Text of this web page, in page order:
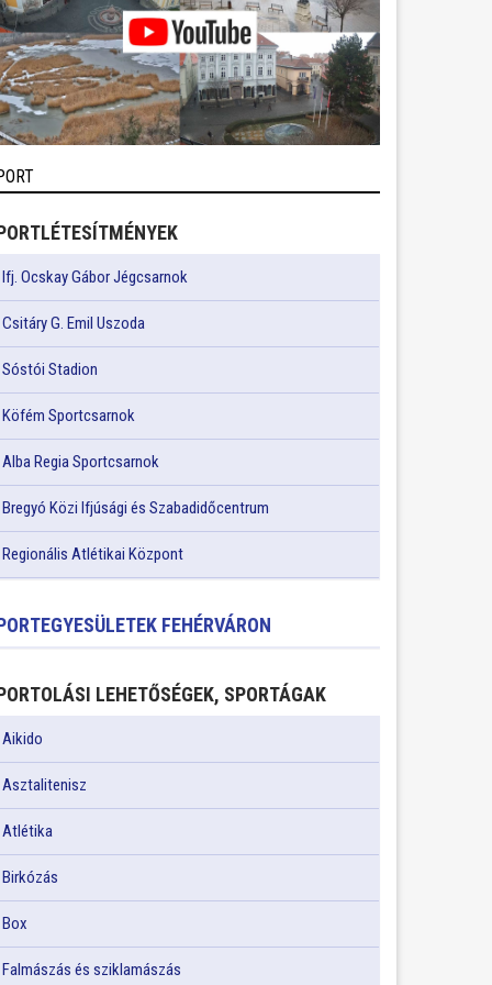
Ifj. Ocskay Gábor Jégcsarnok
Csitáry G. Emil Uszoda
Sóstói Stadion
Köfém Sportcsarnok
Alba Regia Sportcsarnok
Bregyó Közi Ifjúsági és Szabadidőcentrum
Regionális Atlétikai Központ
FEHÉRVÁRON
LEHETŐSÉGEK, SPORTÁGAK
Aikido
Asztalitenisz
Atlétika
Birkózás
Box
Falmászás és sziklamászás